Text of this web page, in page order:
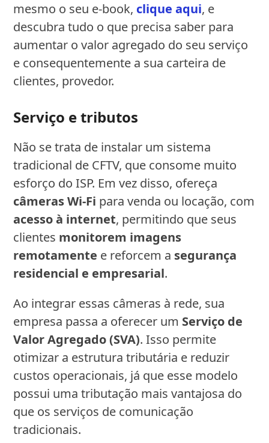
mesmo o seu e-book, clique aqui, e
descubra tudo o que precisa saber para
aumentar o valor agregado do seu serviço
e consequentemente a sua carteira de
clientes, provedor.
Serviço e tributos
Não se trata de instalar um sistema
tradicional de CFTV, que consome muito
esforço do ISP. Em vez disso, ofereça
câmeras Wi-Fi para venda ou locação, com
acesso à internet, permitindo que seus
clientes monitorem imagens
remotamente e reforcem a segurança
residencial e empresarial.
Ao integrar essas câmeras à rede, sua
empresa passa a oferecer um Serviço de
Valor Agregado (SVA). Isso permite
otimizar a estrutura tributária e reduzir
custos operacionais, já que esse modelo
possui uma tributação mais vantajosa do
que os serviços de comunicação
tradicionais.